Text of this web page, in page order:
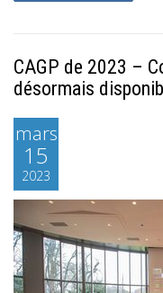
CAGP de 2023 –
désormais
mars
15
2023